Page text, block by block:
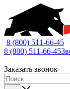
8 (800) 511-66-45
8 (800) 511-66-45
Заказать звонок